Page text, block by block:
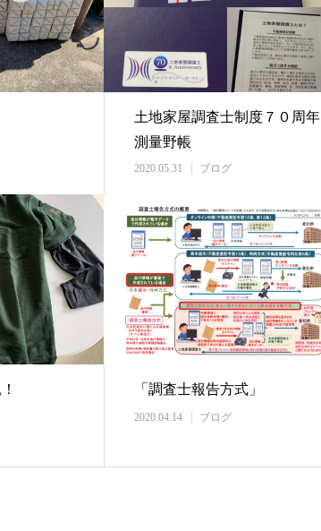
土地家屋調査士制度７０周年
測量野帳
2020.05.31 ブログ
「調査士報告方式」
2020.04.14 ブログ